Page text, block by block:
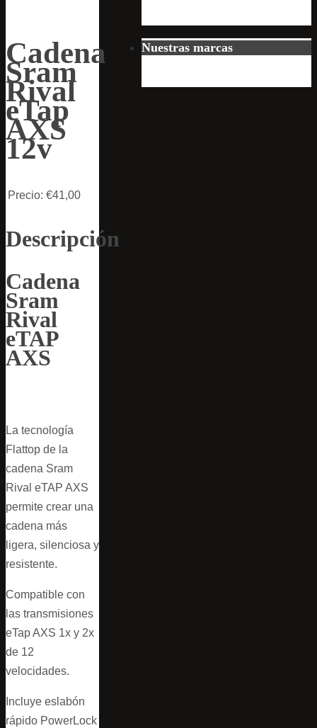
Cadena
Sram
Rival
eTap
AXS
12v
Precio: €41,00
Descripción
Cadena
Sram
Rival
eTAP
AXS
La tecnología
Flattop de la
cadena Sram
Rival eTAP AXS
permite crear una
cadena más
ligera, silenciosa y
resistente.
Compatible con
las transmisiones
eTap AXS 1x y 2x
de 12
velocidades.
Incluye eslabón
rápido PowerLock
Nuestras marcas